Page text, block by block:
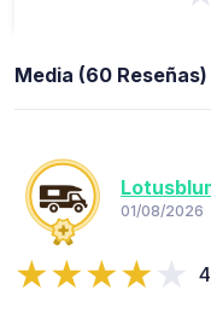
Media (60 Reseñas)
01/08/2026